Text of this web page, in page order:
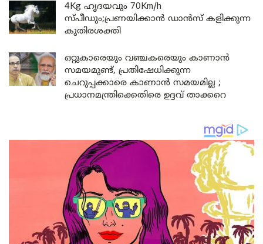
4Kg ഹൃദയവും 70Km/h
സ്പീഡും;പ്രണയിക്കാൻ ഡാൻസ് കളിക്കുന്ന
കുതിരശക്തി
ഒറ്റുകാരെയും വഞ്ചകരെയും കാണാൻ
സമയമുണ്ട്, പ്രതിഷേധിക്കുന്ന
ചെറുപ്പക്കാരെ കാണാൻ സമയമില്ല ;
പ്രധാനമന്ത്രിക്കെതിരെ ഉദ്ദവ് താക്കറെ